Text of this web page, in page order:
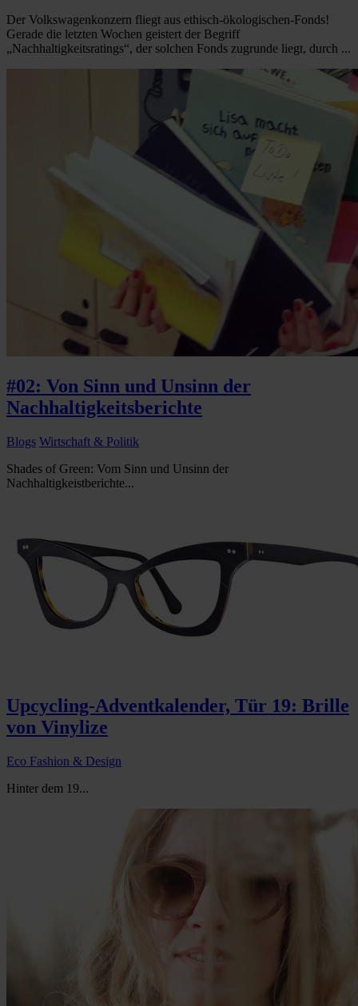
Der Volkswagenkonzern fliegt aus ethisch-ökologischen-Fonds!
Gerade die letzten Wochen geistert der Begriff
„Nachhaltigkeitsratings“, der solchen Fonds zugrunde liegt, durch ...
#02: Von Sinn und Unsinn der
Nachhaltigkeitsberichte
Blogs Wirtschaft & Politik
Shades of Green: Vom Sinn und Unsinn der
Nachhaltigkeistberichte...
Upcycling-Adventkalender, Tür 19: Brille
von Vinylize
Eco Fashion & Design
Hinter dem 19...